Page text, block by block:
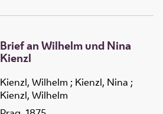
Brief an Wilhelm und Nina
Kienzl
Kienzl, Wilhelm ; Kienzl, Nina ;
Kienzl, Wilhelm